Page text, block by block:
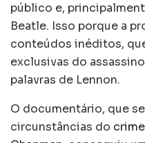
público e,
Beatle. Isso porque a
conteúdos inéditos,
exclusivas do
palavras de Lennon.
O documentário, que
circunstâncias do